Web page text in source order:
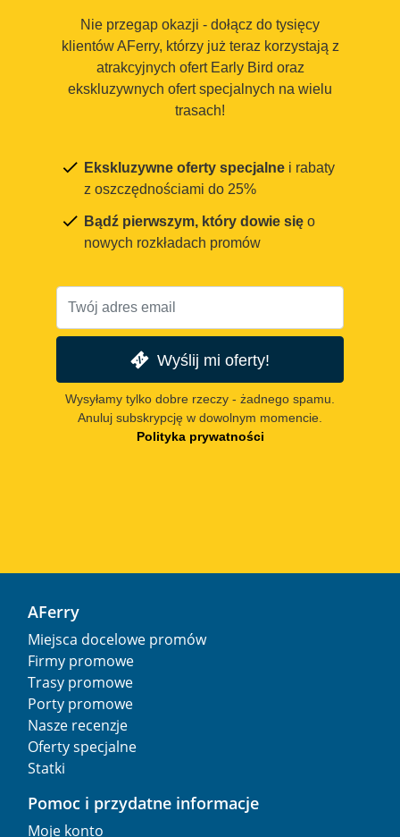
Nie przegap okazji - dołącz do tysięcy
klientów AFerry, którzy już teraz korzystają z
atrakcyjnych ofert Early Bird oraz
ekskluzywnych ofert specjalnych na wielu
trasach!
Ekskluzywne oferty specjalne i rabaty
z oszczędnościami do 25%
Bądź pierwszym, który dowie się o
nowych rozkładach promów
Wyślij mi oferty!
Wysyłamy tylko dobre rzeczy - żadnego spamu.
Anuluj subskrypcję w dowolnym momencie.
Polityka prywatności
AFerry
Miejsca docelowe promów
Firmy promowe
Trasy promowe
Porty promowe
Nasze recenzje
Oferty specjalne
Statki
Pomoc i przydatne informacje
Moje konto